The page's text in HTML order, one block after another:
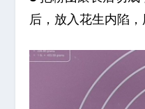
后，放入花生内陷，